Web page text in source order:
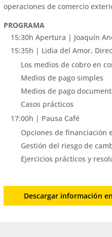
operaciones de comercio
PROGRAMA
15:30h Apertura | Joaquín
15:35h | Lidia del Amor,
Los medios de cobro en
Medios de pago simples
Medios de pago
Casos prácticos
17:00h | Pausa Café
Opciones de financiación
Gestión del riesgo de
Ejercicios prácticos y
Descargar información